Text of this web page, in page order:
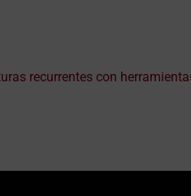
recurrentes con